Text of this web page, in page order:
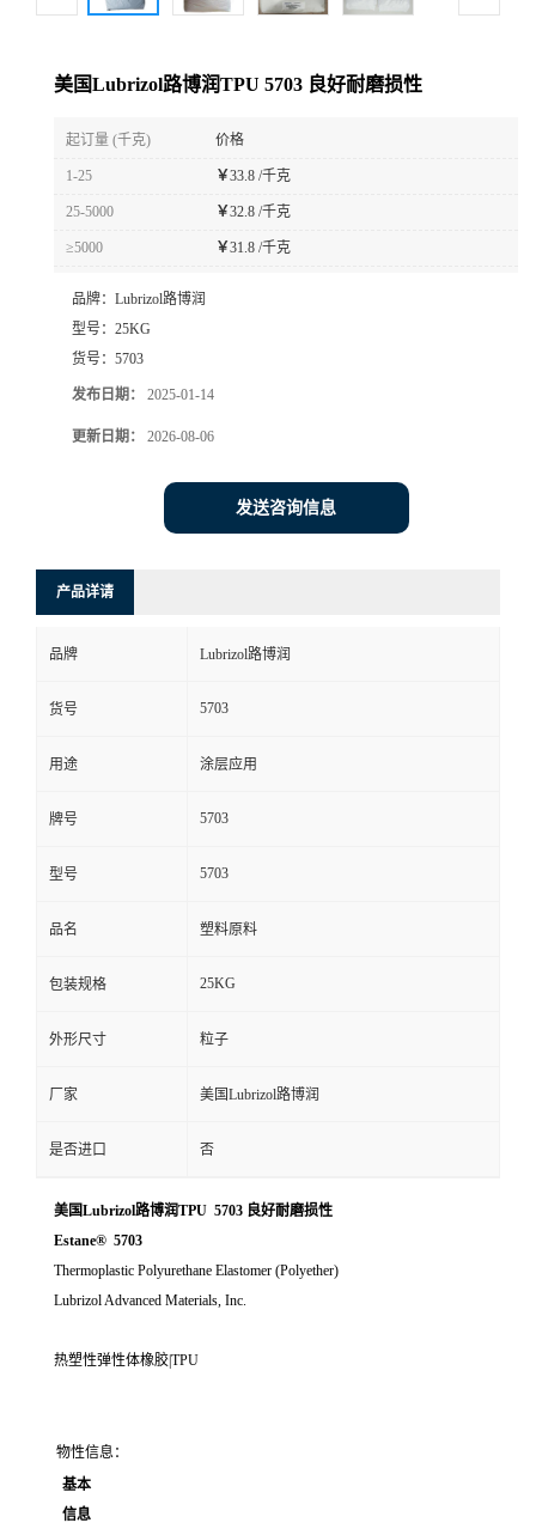
美国Lubrizol路博润TPU 5703 良好耐磨损性
起订量 (千克) 价格
1-25 ￥33.8 /千克
25-5000 ￥32.8 /千克
≥5000 ￥31.8 /千克
品牌： Lubrizol路博润
型号： 25KG
货号： 5703
发布日期： 2025-01-14
更新日期： 2026-08-06
发送咨询信息
产品详请
品牌 Lubrizol路博润
货号 5703
用途 涂层应用
牌号 5703
型号 5703
品名 塑料原料
包装规格 25KG
外形尺寸 粒子
厂家 美国Lubrizol路博润
是否进口 否
美国Lubrizol路博润TPU 5703 良好耐磨损性
Estane® 5703
Thermoplastic Polyurethane Elastomer (Polyether)
Lubrizol Advanced Materials, Inc.
热塑性弹性体橡胶|TPU
物性信息：
基本
信息